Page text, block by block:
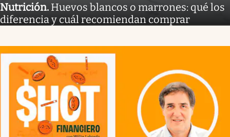
Nutrición. Huevos blancos o marrones: qué los
diferencia y cuál recomiendan comprar